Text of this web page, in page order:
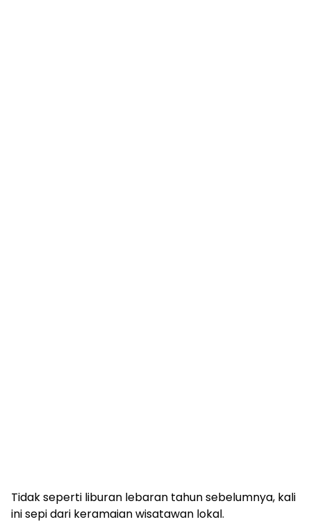
Tidak seperti liburan lebaran tahun sebelumnya, kali
ini sepi dari keramaian wisatawan lokal.